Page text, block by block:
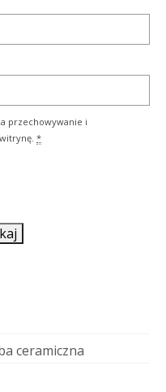
przechowywanie i
*
ceramiczna